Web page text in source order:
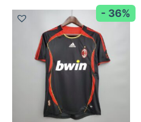
- 36%